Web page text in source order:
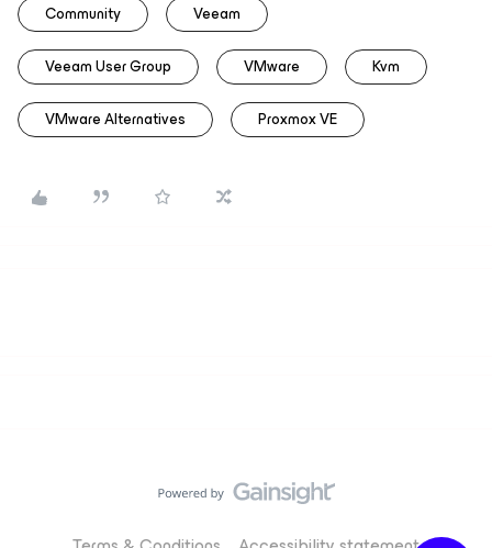
Community
Veeam
Veeam User Group VMware Kvm
VMware Alternatives Proxmox VE